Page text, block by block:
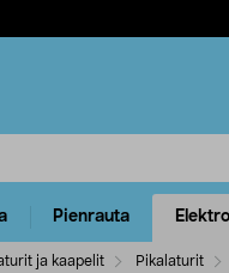
Pienrauta
ja kaapelit Pikalaturit